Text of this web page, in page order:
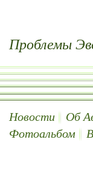
Проблемы
Новости
Об
Фотоальбом